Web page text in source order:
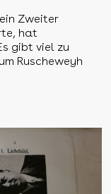
Zweiter
hat
gibt viel zu
Ruscheweyh